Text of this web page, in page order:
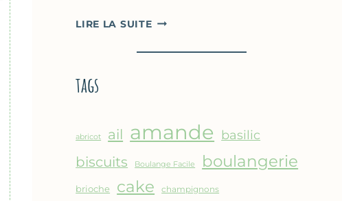
LIRE LA SUITEFARINATA
CRÊPE
DE
CHICHE
CUISSON
tags
abricot ail amande basilic
biscuits Boulange Facile boulangerie
brioche cake champignons